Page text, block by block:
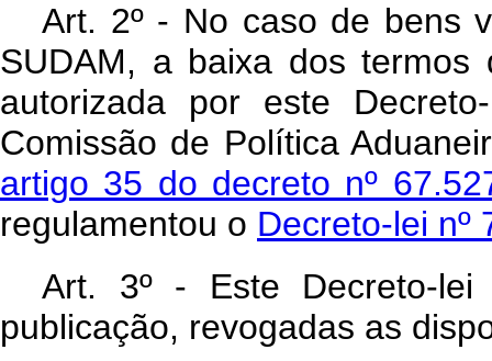
Art. 2º - No caso de bens
SUDAM, a baixa dos termos
autorizada por este
Comissão de Política
artigo 35 do decreto nº
regulamentou o Decreto-lei nº
Art. 3º - Este Decreto-
publicação, revogadas as